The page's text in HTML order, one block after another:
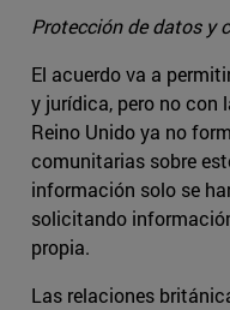
Protección de datos y
El acuerdo va a
y jurídica, pero no con
Reino Unido ya no
comunitarias sobre
información solo se
solicitando
propia.
Las relaciones